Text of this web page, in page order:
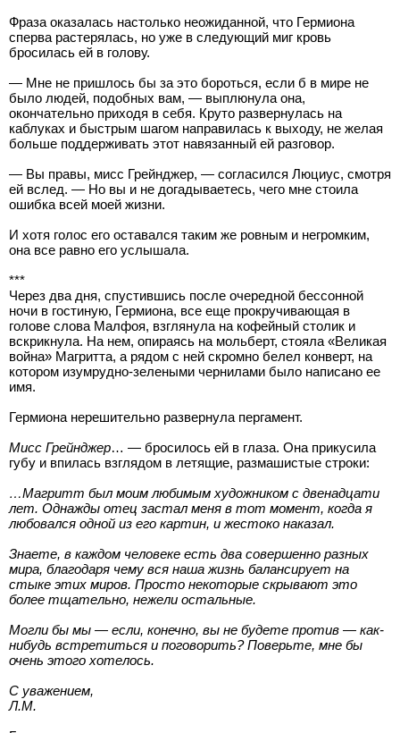
Фраза оказалась настолько неожиданной, что Гермиона
сперва растерялась, но уже в следующий миг кровь
бросилась ей в голову.
— Мне не пришлось бы за это бороться, если б в мире не
было людей, подобных вам, — выплюнула она,
окончательно приходя в себя. Круто развернулась на
каблуках и быстрым шагом направилась к выходу, не желая
больше поддерживать этот навязанный ей разговор.
— Вы правы, мисс Грейнджер, — согласился Люциус, смотря
ей вслед. — Но вы и не догадываетесь, чего мне стоила
ошибка всей моей жизни.
И хотя голос его оставался таким же ровным и негромким,
она все равно его услышала.
***
Через два дня, спустившись после очередной бессонной
ночи в гостиную, Гермиона, все еще прокручивающая в
голове слова Малфоя, взглянула на кофейный столик и
вскрикнула. На нем, опираясь на мольберт, стояла «Великая
война» Магритта, а рядом с ней скромно белел конверт, на
котором изумрудно-зелеными чернилами было написано ее
имя.
Гермиона нерешительно развернула пергамент.
Мисс Грейнджер… — бросилось ей в глаза. Она прикусила
губу и впилась взглядом в летящие, размашистые строки:
…Магритт был моим любимым художником с двенадцати
лет. Однажды отец застал меня в тот момент, когда я
любовался одной из его картин, и жестоко наказал.
Знаете, в каждом человеке есть два совершенно разных
мира, благодаря чему вся наша жизнь балансирует на
стыке этих миров. Просто некоторые скрывают это
более тщательно, нежели остальные.
Могли бы мы — если, конечно, вы не будете против — как-
нибудь встретиться и поговорить? Поверьте, мне бы
очень этого хотелось.
С уважением,
Л.М.